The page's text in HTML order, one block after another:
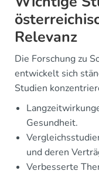
Relevanz
Die Forschung zu
entwickelt sich
Studien
Gesundheit.
und deren
Verbesserte